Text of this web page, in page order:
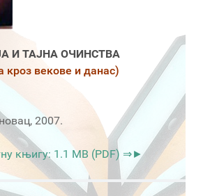
И ТАЈНА ОЧИНСТВА
кроз векове и данас)
2007.
књигу: 1.1 MB (PDF) ⇒►